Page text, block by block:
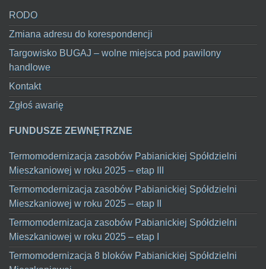
RODO
Zmiana adresu do korespondencji
Targowisko BUGAJ – wolne miejsca pod pawilony
handlowe
Kontakt
Zgłoś awarię
FUNDUSZE ZEWNĘTRZNE
Termomodernizacja zasobów Pabianickiej Spółdzielni
Mieszkaniowej w roku 2025 – etap III
Termomodernizacja zasobów Pabianickiej Spółdzielni
Mieszkaniowej w roku 2025 – etap II
Termomodernizacja zasobów Pabianickiej Spółdzielni
Mieszkaniowej w roku 2025 – etap I
Termomodernizacja 8 bloków Pabianickiej Spółdzielni